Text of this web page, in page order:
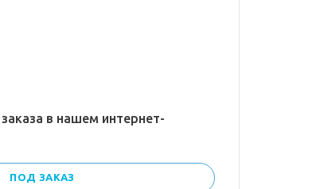
в нашем интернет-
ПОД ЗАКАЗ